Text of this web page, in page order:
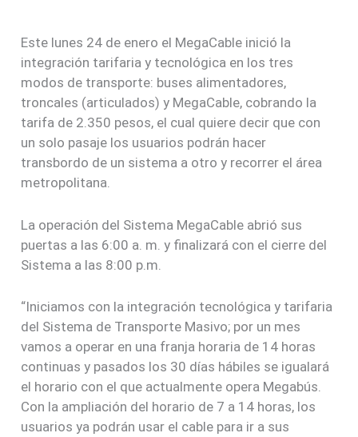
Este lunes 24 de enero el MegaCable inició la
integración tarifaria y tecnológica en los tres
modos de transporte: buses alimentadores,
troncales (articulados) y MegaCable, cobrando la
tarifa de 2.350 pesos, el cual quiere decir que con
un solo pasaje los usuarios podrán hacer
transbordo de un sistema a otro y recorrer el área
metropolitana.
La operación del Sistema MegaCable abrió sus
puertas a las 6:00 a. m. y finalizará con el cierre del
Sistema a las 8:00 p.m.
“Iniciamos con la integración tecnológica y tarifaria
del Sistema de Transporte Masivo; por un mes
vamos a operar en una franja horaria de 14 horas
continuas y pasados los 30 días hábiles se igualará
el horario con el que actualmente opera Megabús.
Con la ampliación del horario de 7 a 14 horas, los
usuarios ya podrán usar el cable para ir a sus